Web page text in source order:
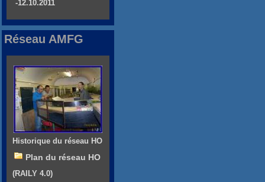
-12.10.2011
Réseau AMFG
Historique du réseau HO
Plan du réseau HO
(RAILY 4.0)